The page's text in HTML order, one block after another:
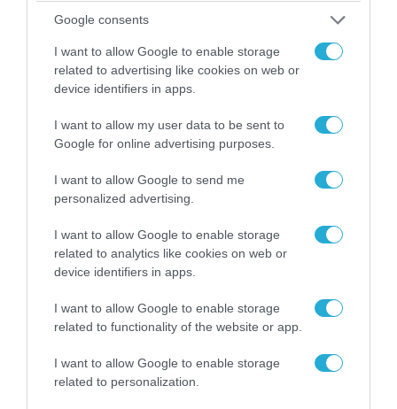
Google consents
I want to allow Google to enable storage
related to advertising like cookies on web or
device identifiers in apps.
I want to allow my user data to be sent to
Google for online advertising purposes.
I want to allow Google to send me
personalized advertising.
I want to allow Google to enable storage
related to analytics like cookies on web or
device identifiers in apps.
I want to allow Google to enable storage
related to functionality of the website or app.
I want to allow Google to enable storage
related to personalization.
07.08.2026 | 23:02
«Μούδιασε» η Naftogaz που βλέπει κρύο
εγκαταστάσεις του ουκρανικού κολοσσού!
ΠΟΛΙΤΙΚΗ